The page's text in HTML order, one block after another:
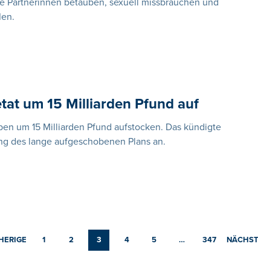
betäuben, sexuell missbrauchen und
um 15 Milliarden Pfund auf
um 15 Milliarden Pfund aufstocken. Das kündigte
des lange aufgeschobenen Plans an.
1 2 3 4 5 … 347